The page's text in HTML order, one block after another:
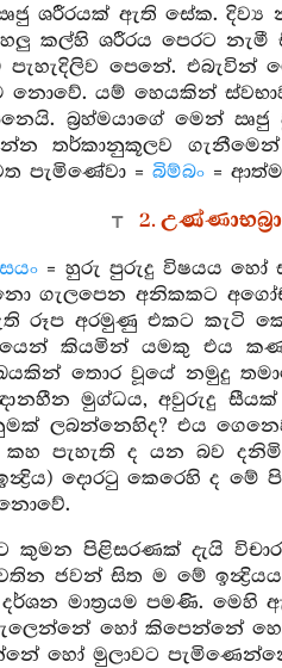
ඍජු ශරීරයක් ඇති සේක.
කල්හි ශරීරය පෙරට නැමී
පෙනේ. එබැවින්
යම් හෙයකින්
බ්‍රහ්මයාගේ මෙන්
තර්කානුකූලව
පැමිණේවා = බිම්බං =
2.
= හුරු පුරුදු විෂයය
ගැලපෙන අනිකකට
රූප අරමුණු එකට කැටි
කියමින් යමකු එය
තොර වූයේ නමුදු
මුග්ධය, අවුරුදු
ලබන්නෙහිද? එය
කහ පැහැති ද යන බව
දොරටු කෙරෙහි ද
කුමන පිළිසරණක් දැයි
ජවන් සිත ම මේ
මාත්‍රයම පමණි.
ඇලෙන්නේ හෝ කිපෙන්නේ
හෝ මුලාවට